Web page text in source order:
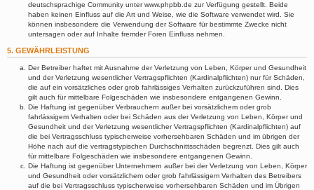
deutschsprachige Community unter www.phpbb.de zur Verfügung gestellt. Beide
haben keinen Einfluss auf die Art und Weise, wie die Software verwendet wird. Sie
können insbesondere die Verwendung der Software für bestimmte Zwecke nicht
untersagen oder auf Inhalte fremder Foren Einfluss nehmen.
5. GEWÄHRLEISTUNG
Der Betreiber haftet mit Ausnahme der Verletzung von Leben, Körper und Gesundheit
und der Verletzung wesentlicher Vertragspflichten (Kardinalpflichten) nur für Schäden,
die auf ein vorsätzliches oder grob fahrlässiges Verhalten zurückzuführen sind. Dies
gilt auch für mittelbare Folgeschäden wie insbesondere entgangenen Gewinn.
Die Haftung ist gegenüber Verbrauchern außer bei vorsätzlichem oder grob
fahrlässigem Verhalten oder bei Schäden aus der Verletzung von Leben, Körper und
Gesundheit und der Verletzung wesentlicher Vertragspflichten (Kardinalpflichten) auf
die bei Vertragsschluss typischerweise vorhersehbaren Schäden und im übrigen der
Höhe nach auf die vertragstypischen Durchschnittsschäden begrenzt. Dies gilt auch
für mittelbare Folgeschäden wie insbesondere entgangenen Gewinn.
Die Haftung ist gegenüber Unternehmern außer bei der Verletzung von Leben, Körper
und Gesundheit oder vorsätzlichem oder grob fahrlässigem Verhalten des Betreibers
auf die bei Vertragsschluss typischerweise vorhersehbaren Schäden und im Übrigen